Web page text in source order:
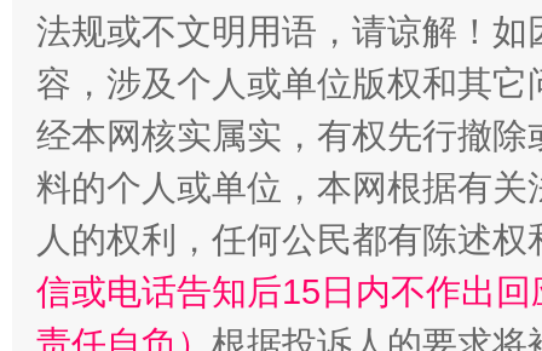
“蜀中异人”王建安的艺术幻境
法规或不文明用语，请谅解！
容，涉及个人或单位版权和其它
经本网核实属实，有权先行撤
料的个人或单位，本网根据有
人的权利，任何公民都有陈述
信或电话告知后15日内不作出